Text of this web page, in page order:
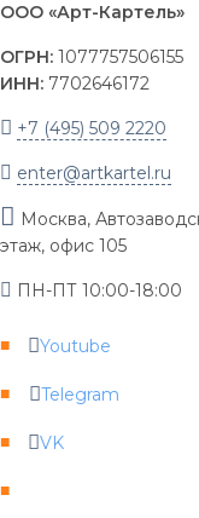
ООО «Арт-Картель»
ОГРН: 1077757506155
ИНН: 7702646172
+7 (495) 509 2220
enter@artkartel.ru
Москва,
этаж, офис 105
ПН-ПТ 10:00-18:00
Youtube
Telegram
VK